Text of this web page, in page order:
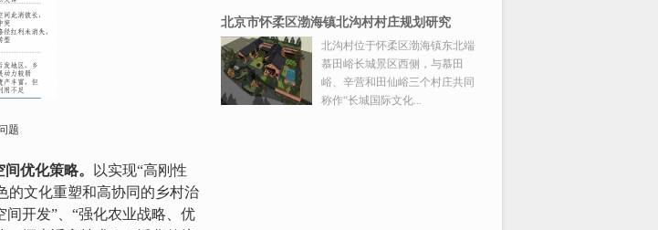
北京市怀柔区渤海镇北沟村村庄规划研究
北沟村位于怀柔区渤海镇东北端
慕田峪长城景区西侧，与慕田
峪、辛营和田仙峪三个村庄共同
称作“长城国际文化...
题
优化策略。 以实现“高刚性
的文化重塑和高协同的乡村治
开发”、“强化农业战略、优